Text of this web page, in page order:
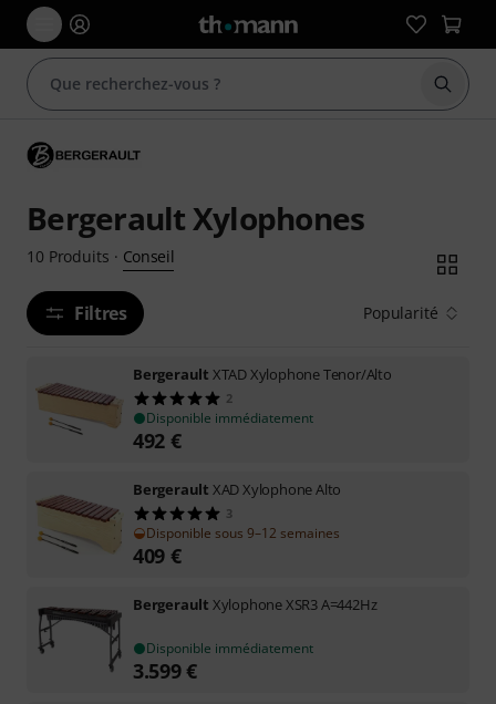
Bergerault Xylophones
10 Produits · Conseil
Filtres Popularité
Bergerault XTAD Xylophone Tenor/Alto
2
Disponible immédiatement
492 €
Bergerault XAD Xylophone Alto
3
Disponible sous 9–12 semaines
409 €
Bergerault Xylophone XSR3 A=442Hz
Disponible immédiatement
3.599€